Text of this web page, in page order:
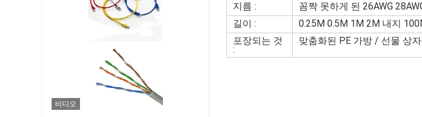
비디오
지름 :
꼼짝 못하게 된 26AWG
길이 :
0.25M 0.5M 1M 2M 내지
포장되는 것
:
맞춤화된 PE 가방 / 선물 상자